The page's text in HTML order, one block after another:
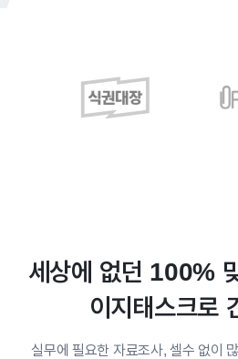
세상에 없던 100%
이지태스크로
실무에 필요한 자료조사, 셀수 없이